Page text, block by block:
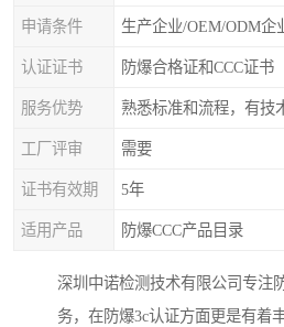
申请条件 生产企业/OEM/ODM企
认证证书 防爆合格证和CCC证书
服务优势 熟悉标准和流程，有技
工厂评审 需要
证书有效期 5年
适用产品 防爆CCC产品目录
深圳中诺检测技术有限公司专注
务，在防爆3c认证方面更是有着